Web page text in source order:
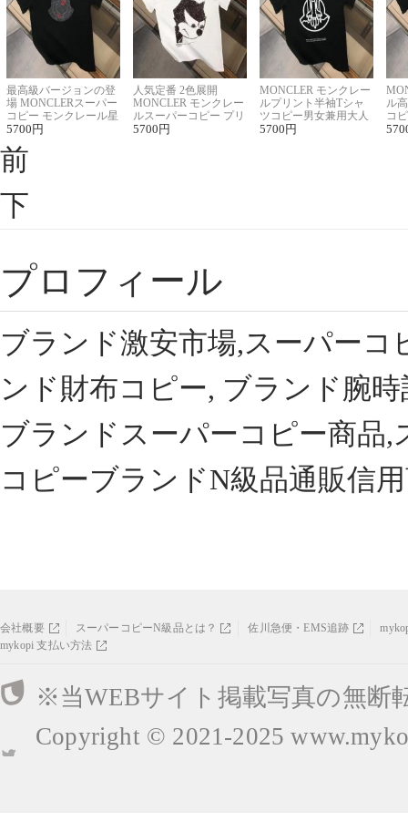
最高級バージョンの登
場 MONCLERスーパー
コピー モンクレール星
座半袖Tシャツ
5700 円
人気定番 2色展開
MONCLER モンクレー
ルスーパーコピー プリ
ント半袖Tシャツ
5700 円
MONCLER モンクレー
ルプリント半袖Tシャ
ツコピー男女兼用大人
可愛い春夏コーデ
5700 円
ル
コ
ィ
前
下
プロフィール
ブランド激安市場,スーパー
ンド財布コピー, ブランド腕
ブランドスーパーコピー商品
コピーブランドN級品通販信
会社概要 スーパーコピーN級品とは？ 佐川急便・EMS追跡
mykopi 支払い方法
※当WEBサイト掲載写真の無断
Copyright © 2021-2025